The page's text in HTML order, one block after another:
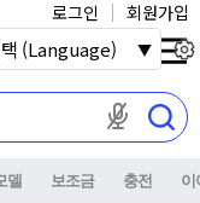
마이크 권한이
로그인 회원가입
델 보조금 충전 이
(Language)